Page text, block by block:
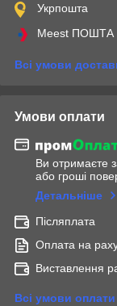
Укрпошта
Meest ПОШТА
Всі умови
Умови оплати
Ви отримаєте
або гроші
Детальніше
Післяплата
Оплата на
Виставлення
Всі умови оплати